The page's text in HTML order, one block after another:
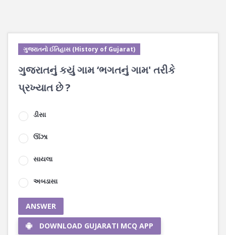
ગુજરાતનો ઈતિહાસ (History of Gujarat)
ગુજરાતનું કયું ગામ ‘ભગતનું ગામ' તરીકે
પ્રખ્યાત છે ?
ડીસા
ઊંઝા
સાયલા
અબડાસા
ANSWER
DOWNLOAD GUJARATI MCQ APP